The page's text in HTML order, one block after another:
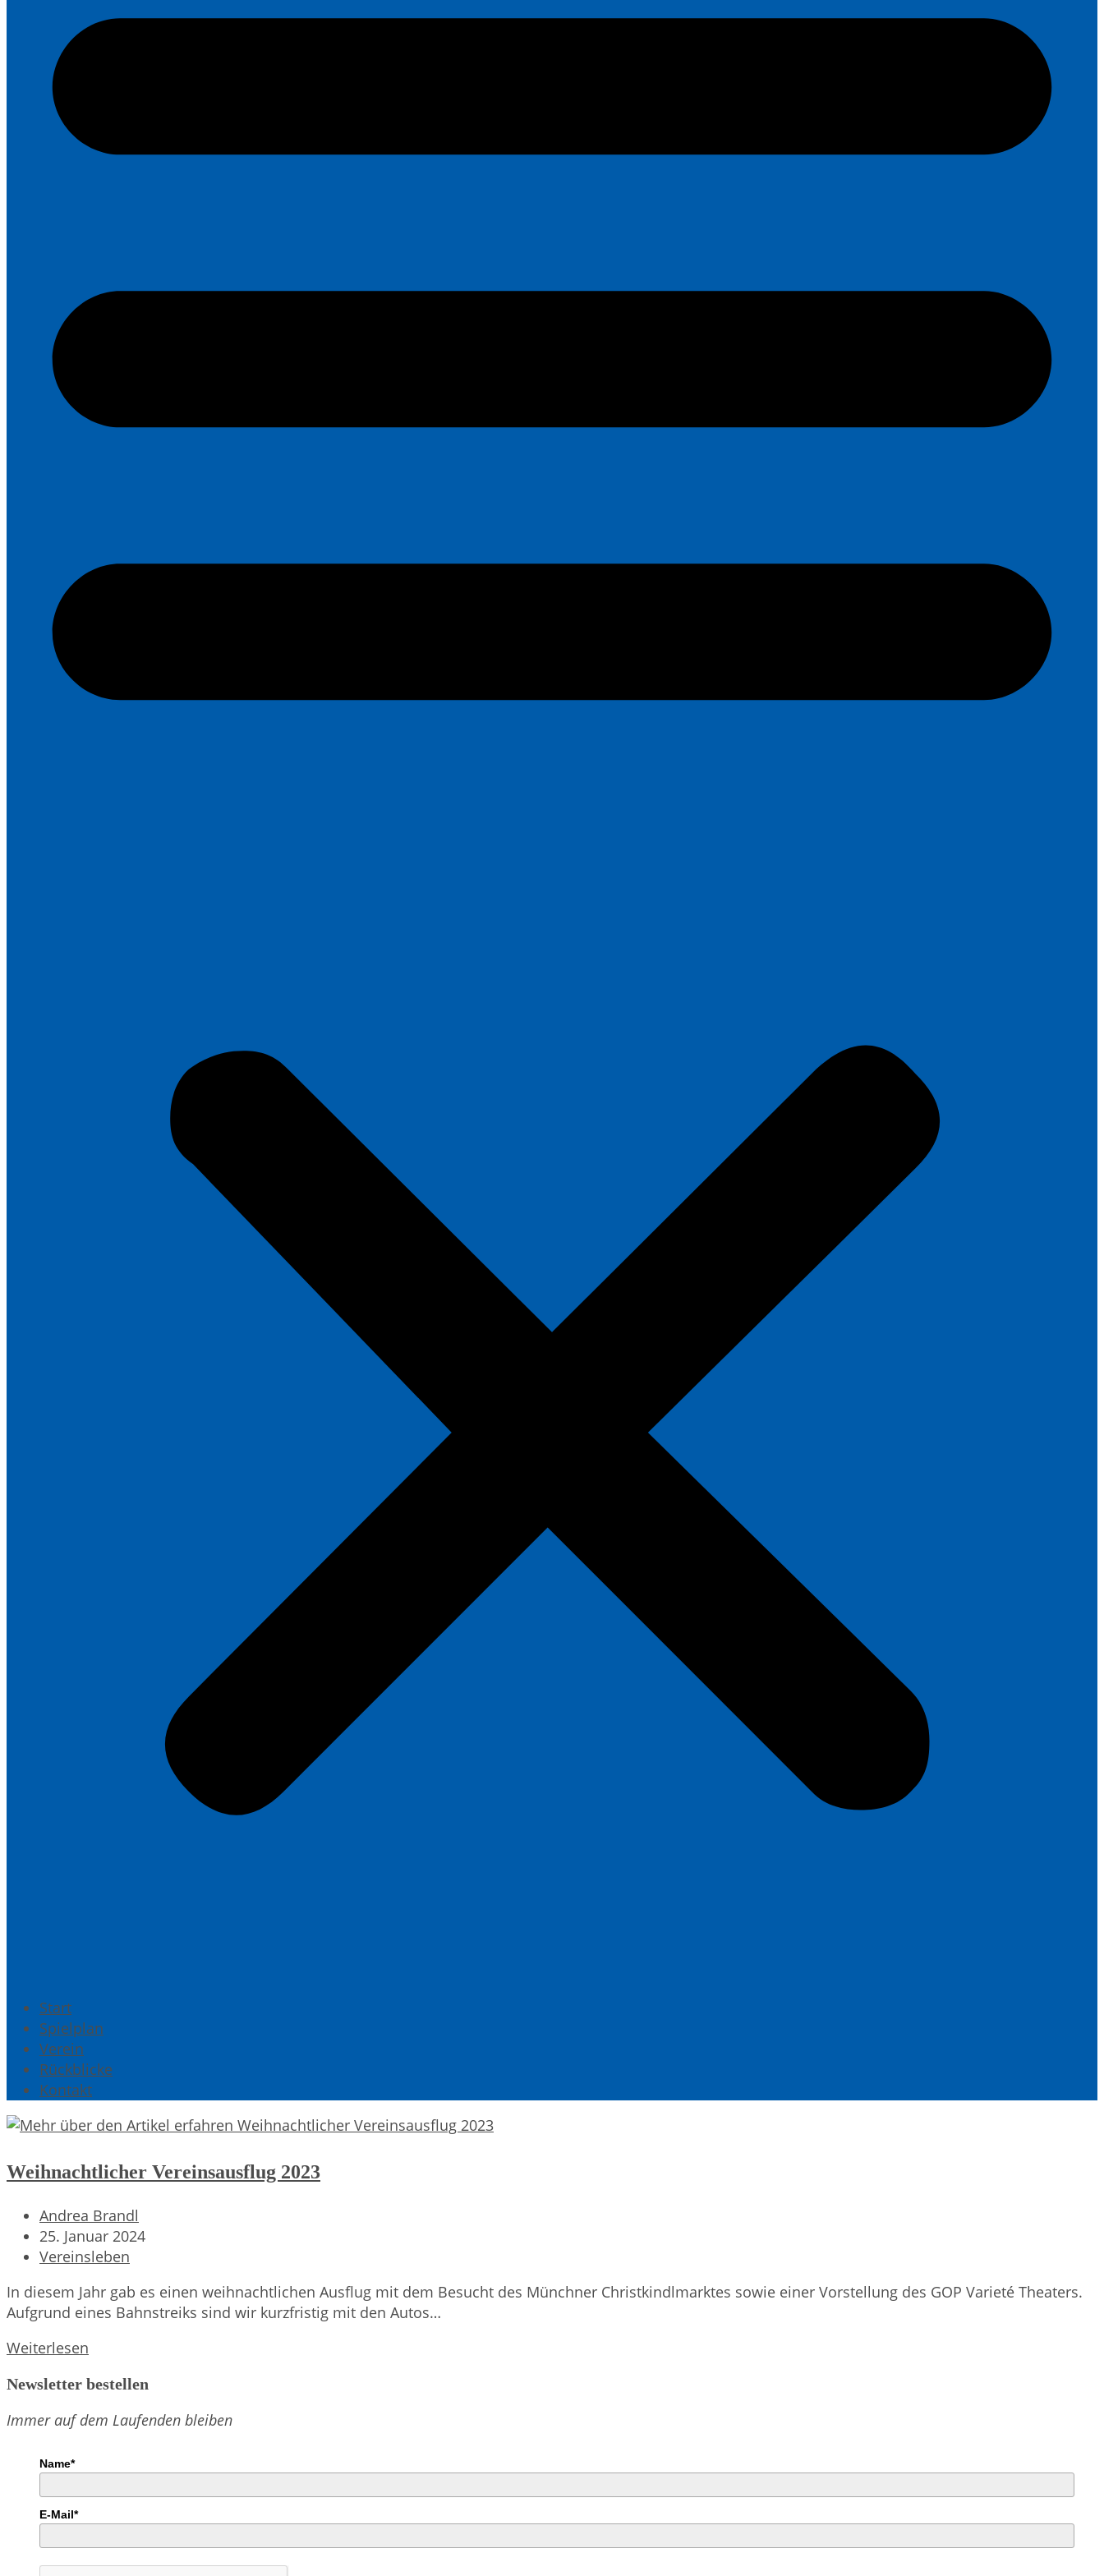
Start
Spielplan
Verein
Rückblicke
Kontakt
Weihnachtlicher Vereinsausflug 2023
Beitrags-
Autor:
Andrea Brandl
Beitrag
veröffentlicht:
25. Januar 2024
Beitrags-
Vereinsleben
In diesem Jahr gab es einen weihnachtlichen Ausflug mit dem Besucht des Münchner Christkindlmarktes sowie einer Vorstellung des GOP Varieté Theaters.
Aufgrund eines Bahnstreiks sind wir kurzfristig mit den Autos…
Weiterlesen
2023
Newsletter bestellen
Immer auf dem Laufenden bleiben
Name*
E-Mail*